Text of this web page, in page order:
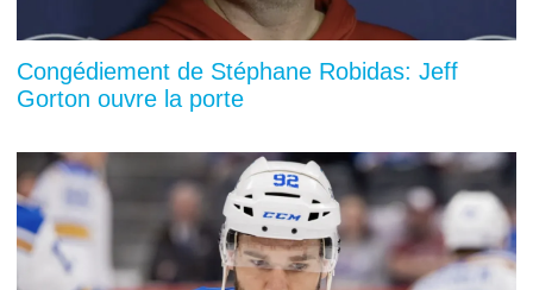
Congédiement de Stéphane Robidas: Jeff
Gorton ouvre la porte